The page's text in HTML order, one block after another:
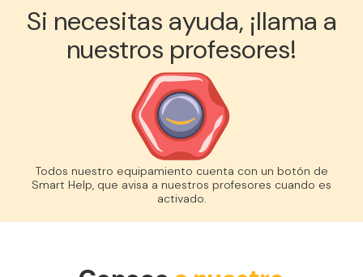
Si necesitas ayuda, ¡llama a
nuestros profesores!
Todos nuestro equipamiento cuenta con un botón de
Smart Help, que avisa a nuestros profesores cuando es
activado.